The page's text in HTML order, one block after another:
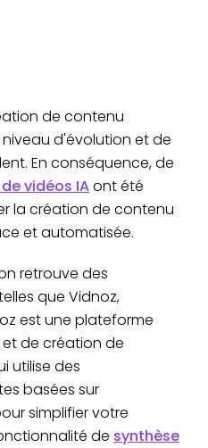
de contenu
d'évolution et de
En conséquence, de
vidéos IAont été
la création de contenu
et automatisée.
retrouve des
que Vidnoz,
est une plateforme
de création de
utilise des
basées sur
simplifier votre
de synthèse